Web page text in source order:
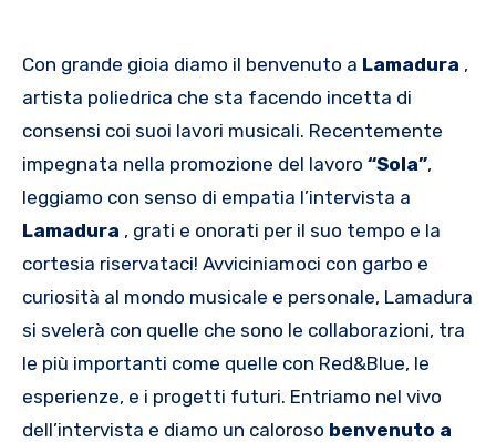
Con grande gioia diamo il benvenuto a Lamadura ,
artista poliedrica che sta facendo incetta di
consensi coi suoi lavori musicali. Recentemente
impegnata nella promozione del lavoro “Sola”,
leggiamo con senso di empatia l’intervista a
Lamadura , grati e onorati per il suo tempo e la
cortesia riservataci! Avviciniamoci con garbo e
curiosità al mondo musicale e personale, Lamadura
si svelerà con quelle che sono le collaborazioni, tra
le più importanti come quelle con Red&Blue, le
esperienze, e i progetti futuri. Entriamo nel vivo
dell’intervista e diamo un caloroso benvenuto a